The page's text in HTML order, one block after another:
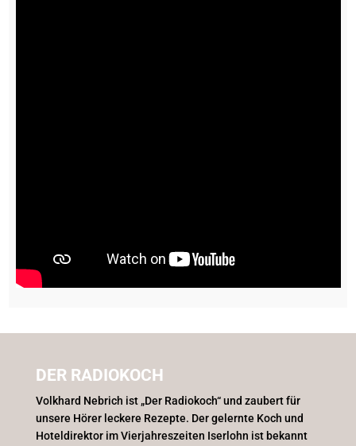
DER RADIOKOCH
Volkhard Nebrich ist „Der Radiokoch“ und zaubert für
unsere Hörer leckere Rezepte. Der gelernte Koch und
Hoteldirektor im Vierjahreszeiten Iserlohn ist bekannt